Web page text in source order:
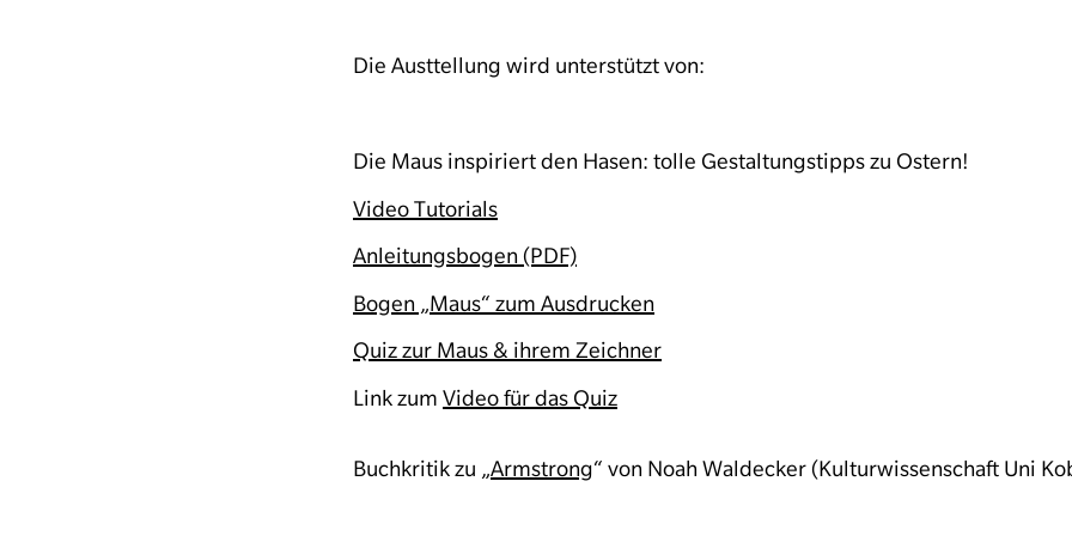
Die Austtellung wird unterstützt von:
Die Maus inspiriert den Hasen: tolle Gestaltungstipps zu Ostern!
Video Tutorials
Anleitungsbogen (PDF)
Bogen „Maus“ zum Ausdrucken
Quiz zur Maus & ihrem Zeichner
Link zum Video für das Quiz
Buchkritik zu „Armstrong“ von Noah Waldecker (Kulturwissenschaft Uni